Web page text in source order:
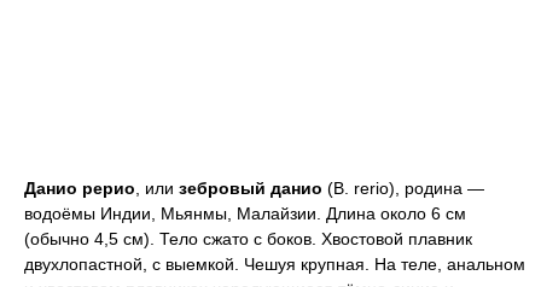
Данио рерио , или зебровый данио (В. rerio), родина —
водоёмы Индии, Мьянмы, Малайзии. Длина около 6 см
(обычно 4,5 см). Тело сжато с боков. Хвостовой плавник
двухлопастной, с выемкой. Чешуя крупная. На теле, анальном